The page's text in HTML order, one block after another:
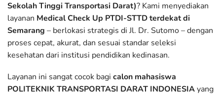
Sekolah Tinggi Transportasi Darat)? Kami menyediakan
layanan Medical Check Up PTDI-STTD terdekat di
Semarang – berlokasi strategis di Jl. Dr. Sutomo – dengan
proses cepat, akurat, dan sesuai standar seleksi
kesehatan dari institusi pendidikan kedinasan.
Layanan ini sangat cocok bagi calon mahasiswa
POLITEKNIK TRANSPORTASI DARAT INDONESIAyang